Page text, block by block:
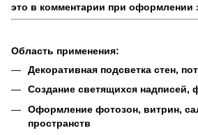
это в комментарии при оформлении
Область применения:
Декоративная подсветка стен,
Создание светящихся надписей,
Оформление фотозон, витрин,
пространств